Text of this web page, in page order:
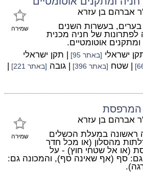
שמירה
אברהם בן עזרא
בעשרות השנים
לפתרונות של חניה מכנית
אוטומטיים.
ישראלי [באתר 95] | תקן ישראלי
| שטח [באתר 396] | גובה [באתר 221]
|
המרפסת
שמירה
אברהם בן עזרא
ראשונה במעלת הכשלים
מהסלון (או מכל חדר
(או אל שטחי חוץ) - על
גם: סף (אף שאינה סף), והמכונה גם: